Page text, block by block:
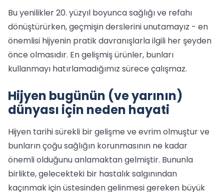
Bu yenilikler 20. yüzyıl boyunca sağlığı ve refahı
dönüştürürken, geçmişin derslerini unutamayız - en
önemlisi hijyenin pratik davranışlarla ilgili her şeyden
önce olmasıdır. En gelişmiş ürünler, bunları
kullanmayı hatırlamadığımız sürece çalışmaz.
Hijyen bugünün (ve yarının)
dünyası için neden hayati
Hijyen tarihi sürekli bir gelişme ve evrim olmuştur ve
bunların çoğu sağlığın korunmasının ne kadar
önemli olduğunu anlamaktan gelmiştir. Bununla
birlikte, gelecekteki bir hastalık salgınından
kaçınmak için üstesinden gelinmesi gereken büyük